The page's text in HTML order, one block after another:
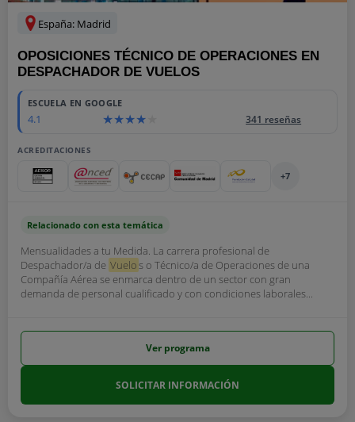
España: Madrid
OPOSICIONES TÉCNICO DE OPERACIONES EN
DESPACHADOR DE VUELOS
ESCUELA EN GOOGLE
4.1 341 reseñas
ACREDITACIONES
+7
Relacionado con esta temática
Mensualidades a tu Medida. La carrera profesional de
Despachador/a de Vuelos o Técnico/a de Operaciones de una
Compañía Aérea se enmarca dentro de un sector con gran
demanda de personal cualificado y con condiciones laborales...
Ver programa
SOLICITAR INFORMACIÓN